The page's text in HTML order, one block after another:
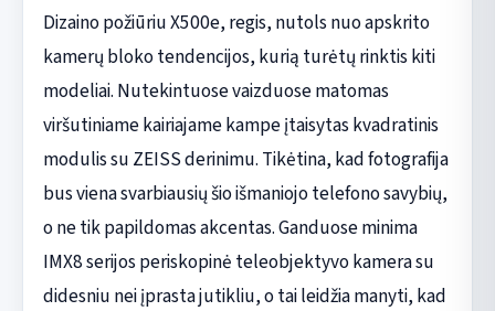
Dizaino požiūriu X500e, regis, nutols nuo apskrito
kamerų bloko tendencijos, kurią turėtų rinktis kiti
modeliai. Nutekintuose vaizduose matomas
viršutiniame kairiajame kampe įtaisytas kvadratinis
modulis su ZEISS derinimu. Tikėtina, kad fotografija
bus viena svarbiausių šio išmaniojo telefono savybių,
o ne tik papildomas akcentas. Ganduose minima
IMX8 serijos periskopinė teleobjektyvo kamera su
didesniu nei įprasta jutikliu, o tai leidžia manyti, kad